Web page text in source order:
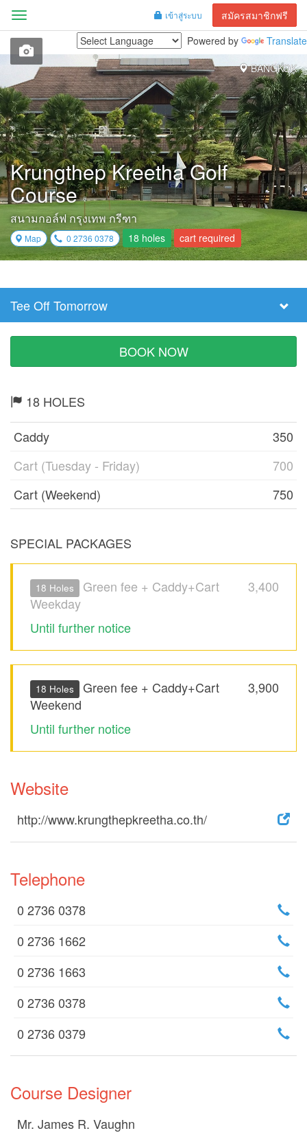
เข้าสู่ระบบ สมัครสมาชิกฟรี
Menu
Powered by
Translate
BANGKOK
Krungthep Kreetha Golf
Course
สนามกอล์ฟ กรุงเทพ กรีฑา
Map 0 2736 0378 18 holes cart required
Select
Tee
Time
Tee Off Tomorrow
BOOK NOW
18 HOLES
Caddy
350
Cart (Tuesday - Friday)
700
Cart (Weekend)
750
SPECIAL PACKAGES
3,400
18 Holes
Green fee + Caddy+Cart
Weekday
Until further notice
3,900
18 Holes
Green fee + Caddy+Cart
Weekend
Until further notice
Website
http://www.krungthepkreetha.co.th/
Telephone
0 2736 0378
0 2736 1662
0 2736 1663
0 2736 0378
0 2736 0379
Course Designer
Mr. James R. Vaughn